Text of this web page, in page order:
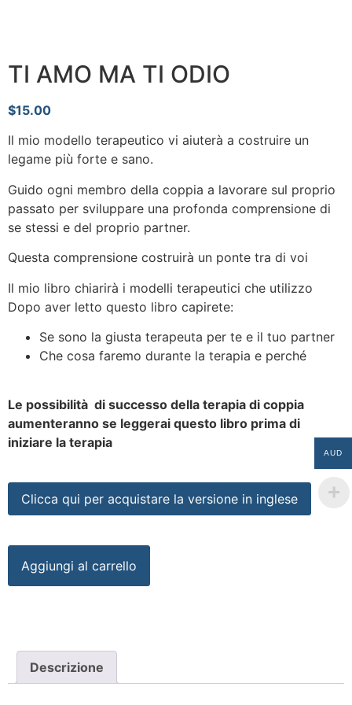
TI AMO MA TI ODIO
$15.00
Il mio modello terapeutico vi aiuterà a costruire un
legame più forte e sano.
Guido ogni membro della coppia a lavorare sul proprio
passato per sviluppare una profonda comprensione di
se stessi e del proprio partner.
Questa comprensione costruirà un ponte tra di voi
Il mio libro chiarirà i modelli terapeutici che utilizzo
Dopo aver letto questo libro capirete:
Se sono la giusta terapeuta per te e il tuo partner
Che cosa faremo durante la terapia e perché
Le possibilità di successo della terapia di coppia
aumenteranno se leggerai questo libro prima di
iniziare la terapia
Clicca qui per acquistare la versione in inglese
Aggiungi al carrello
Descrizione
AUD